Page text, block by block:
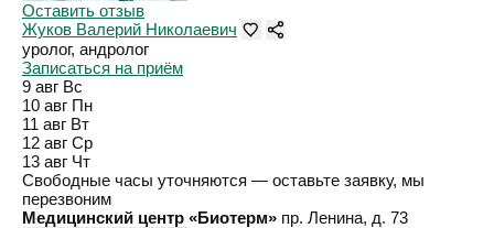
Оставить отзыв
Жуков Валерий Николаевич
уролог, андролог
Записаться на приём
9 авг Вс
10 авг Пн
11 авг Вт
12 авг Ср
13 авг Чт
Свободные часы уточняются — оставьте заявку, мы
перезвоним
Медицинский центр «Биотерм» пр. Ленина, д. 73